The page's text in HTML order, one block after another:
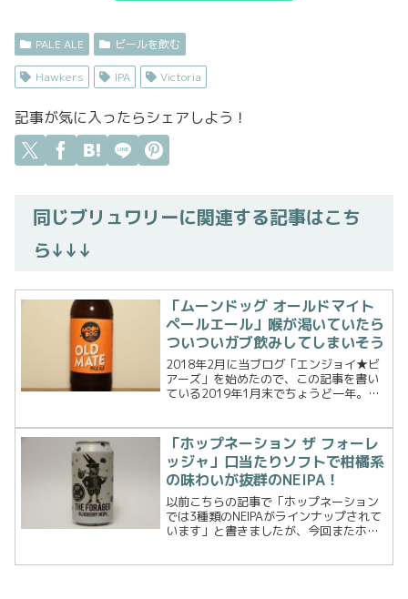
PALE ALE ビールを飲む
Hawkers IPA Victoria
記事が気に入ったらシェアしよう！
同じブリュワリーに関連する記事はこち
ら↓↓↓
「ムーンドッグ オールドマイト
ペールエール」喉が渇いていたら
ついついガブ飲みしてしまいそう
2018年2月に当ブログ「エンジョイ★ビ
アーズ」を始めたので、この記事を書い
ている2019年1月末でちょうど一年。知
ります。ブログを始めた最初の...
「ホップネーション ザ フォーレ
ッジャ」口当たりソフトで柑橘系
の味わいが抜群のNEIPA！
以前こちらの記事で「ホップネーション
では3種類のNEIPAがラインナップされて
います」と書きましたが、今回またホッ